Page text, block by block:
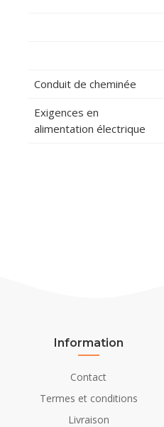
Conduit de cheminée
Exigences en
alimentation électrique
Information
Contact
Termes et conditions
Livraison